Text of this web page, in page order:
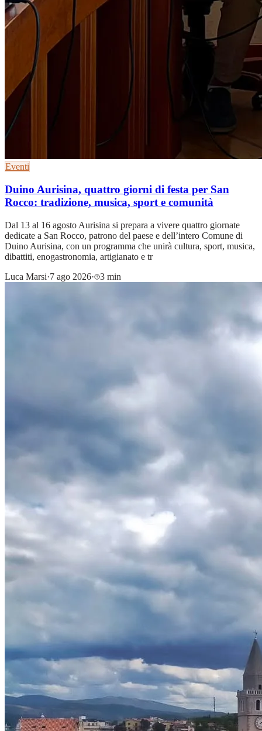
Eventi
Duino Aurisina, quattro giorni di festa per San
Rocco: tradizione, musica, sport e comunità
Dal 13 al 16 agosto Aurisina si prepara a vivere quattro giornate
dedicate a San Rocco, patrono del paese e dell’intero Comune di
Duino Aurisina, con un programma che unirà cultura, sport, musica,
dibattiti, enogastronomia, artigianato e tr
Luca Marsi·7 ago 2026· 3 min